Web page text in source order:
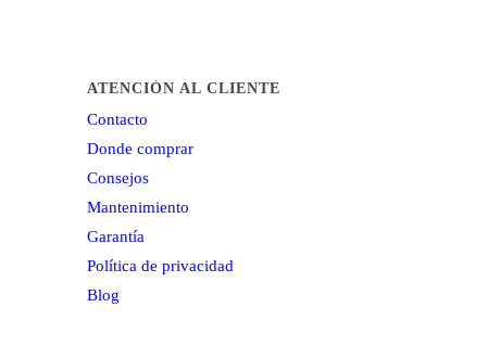
ATENCIÓN AL CLIENTE
Contacto
Donde comprar
Consejos
Mantenimiento
Garantía
Política de privacidad
Blog